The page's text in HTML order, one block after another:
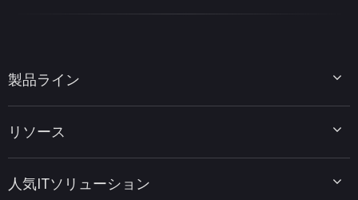
製品ライン
MiniTool Power Data Recovery
MiniTool PDF Editor
リソース
データ復元ヒント
人気ITソリューション